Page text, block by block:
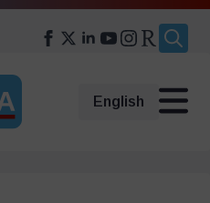
English